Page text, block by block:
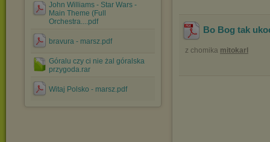
John Williams - Star Wars -
Main Theme (Full
Orchestra....pdf
bravura - marsz.pdf
Góralu czy ci nie żal góralska
przygoda.rar
Witaj Polsko - marsz.pdf
Bo Bog tak
z chomika mitokarl